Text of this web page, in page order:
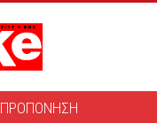
ΠΡΟΠΟΝΗΣΗ